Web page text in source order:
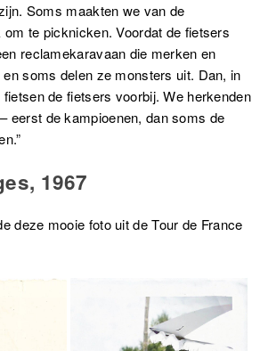
Soms maakten we van de
om te picknicken. Voordat de fietsers
reclamekaravaan die merken en
soms delen ze monsters uit. Dan, in
de fietsers voorbij. We herkenden
eerst de kampioenen, dan soms de
1967
deze mooie foto uit de Tour de France